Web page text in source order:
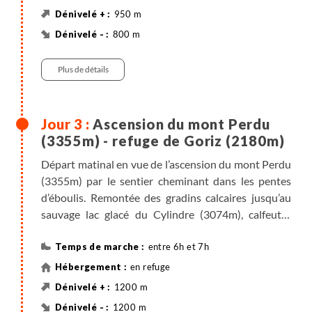
poursuivons par la célèbre Vire des Fleurs, grande
falaise, au-dessus des profondeurs du canyon
d’Ordesa. Arrivée en fin d’après-midi au refuge de
Goriz par les petits sentiers qui longent l’envers du
randonneur.
950 m
800 m
Randonnée
Plus de détails
Ascension du mont Perdu
(3355m) - refuge de Goriz (2180m)
Départ matinal en vue de l’ascension du mont Perdu
(3355m) par le sentier cheminant dans les pentes
d’éboulis. Remontée des gradins calcaires jusqu’au
sauvage lac glacé du Cylindre (3074m), calfeutré
du mont Perdu. Nous progressons dans ce couloir,
tantôt dans les éboulis, tantôt sur la neige (selon la
saison) pour arriver au sommet qui domine tout le
entre 6h et 7h
en refuge
1200 m
1200 m